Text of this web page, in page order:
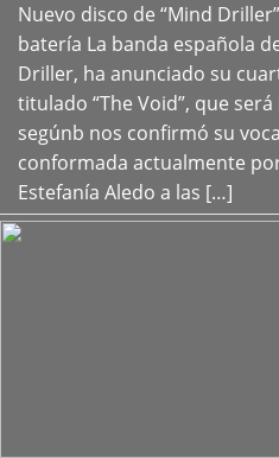
Nuevo disco de “Mind
batería La banda española
Driller, ha anunciado su
titulado “The Void”, que
segúnb nos confirmó su
conformada actualmente
Estefanía Aledo a las […]